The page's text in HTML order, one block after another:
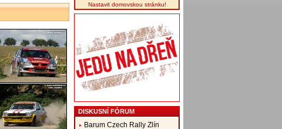
Nastavit domovskou stránku!
DISKUSNÍ FÓRUM
Barum Czech Rally Zlín